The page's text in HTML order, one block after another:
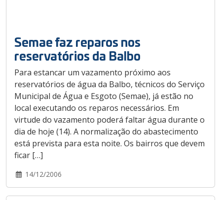
Semae faz reparos nos
reservatórios da Balbo
Para estancar um vazamento próximo aos
reservatórios de água da Balbo, técnicos do Serviço
Municipal de Água e Esgoto (Semae), já estão no
local executando os reparos necessários. Em
virtude do vazamento poderá faltar água durante o
dia de hoje (14). A normalização do abastecimento
está prevista para esta noite. Os bairros que devem
ficar […]
14/12/2006